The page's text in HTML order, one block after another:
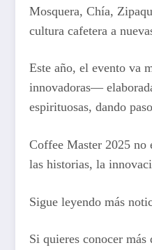
Mosquera, Chía,
cultura cafetera a
Este año, el evento va
innovadoras—
espirituosas, dando
Coffee Master 2025 no
las historias, la
Sigue leyendo más
Si quieres conocer